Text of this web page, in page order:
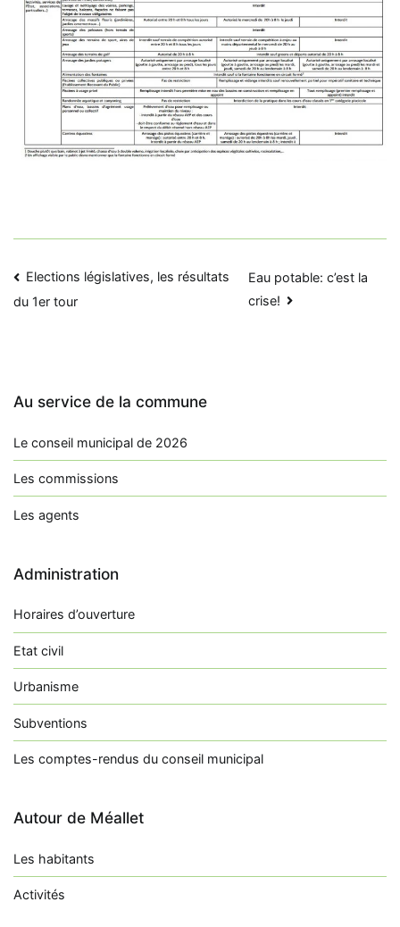
Navigation
Elections législatives, les résultats
du 1er tour
Eau potable: c’est la
crise!
Au service de la commune
Le conseil municipal de 2026
Les commissions
Les agents
Administration
Horaires d’ouverture
Etat civil
Urbanisme
Subventions
Les comptes-rendus du conseil municipal
Autour de Méallet
Les habitants
Activités